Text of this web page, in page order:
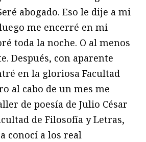
abogado. Eso le dije a mi
me encerré en mi
toda la noche. O al menos
Después, con aparente
en la gloriosa Facultad
al cabo de un mes me
de poesía de Julio César
de Filosofía y Letras,
conocí a los real